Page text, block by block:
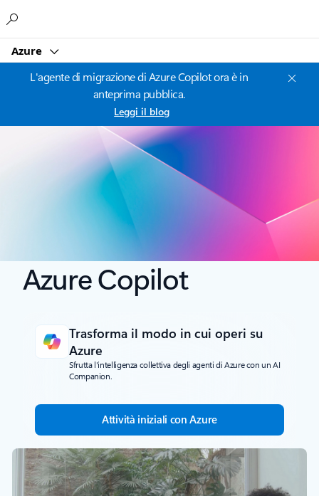
Azure
L'agente di migrazione di Azure Copilot ora è in
anteprima pubblica.
Leggi il blog
Azure Copilot
Trasforma il modo in cui operi su
Azure
Sfrutta l'intelligenza collettiva degli agenti di Azure con un AI
Companion.
Attività iniziali con Azure